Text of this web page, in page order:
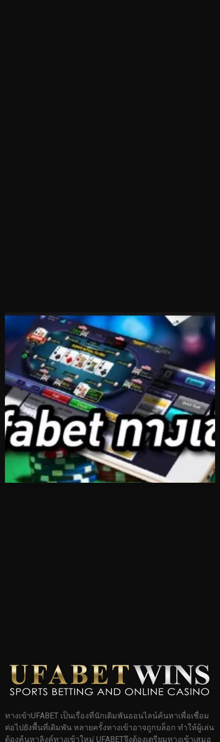
ทางเข้าUFABET เป็นเรื่องที่นักเดิมพันออนไลน์ค้นหาเพื่อเชื่อม
ต่อไปยังพื้นที่เดิมพัน หลายครั้งทางเข้าอาจถูกบล็อก ทำให้ผู้เล่น
ต้องค้นหาลิงค์ทางเข้าใหม่ UFABETจึงต้องเตรียมทางเข้าเสมอ